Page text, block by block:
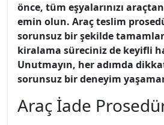
önce, tüm eşyalarınızı araçtan
emin olun. Araç teslim
sorunsuz bir şekilde
kiralama süreciniz de keyifli
Unutmayın, her adımda
sorunsuz bir deneyim
Araç İade